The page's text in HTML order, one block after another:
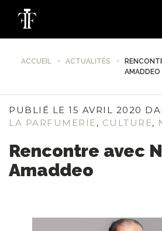
ACCUEIL ACTUALITÉS
AMADDEO
PUBLIÉ LE 15 AVRIL 2020
LA PARFUMERIE, CULTURE,
Rencontre avec
Amaddeo